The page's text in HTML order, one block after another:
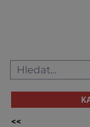
nejen výrobky
<<